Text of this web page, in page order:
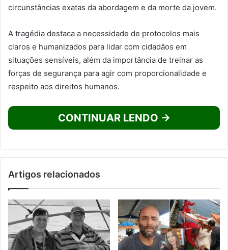
circunstâncias exatas da abordagem e da morte da jovem.
A tragédia destaca a necessidade de protocolos mais
claros e humanizados para lidar com cidadãos em
situações sensíveis, além da importância de treinar as
forças de segurança para agir com proporcionalidade e
respeito aos direitos humanos.
CONTINUAR LENDO →
Artigos relacionados